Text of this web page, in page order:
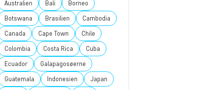
Australien Bali Borneo
Botswana Brasilien Cambodia
Canada Cape Town Chile
Colombia Costa Rica Cuba
Ecuador Galapagosøerne
Guatemala Indonesien Japan